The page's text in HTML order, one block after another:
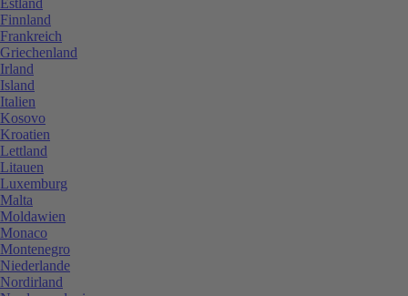
Finnland
Frankreich
Griechenland
Irland
Island
Italien
Kosovo
Kroatien
Lettland
Litauen
Luxemburg
Malta
Moldawien
Monaco
Montenegro
Niederlande
Nordirland